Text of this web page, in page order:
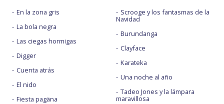
En la zona gris
La bola negra
Las ciegas hormigas
Digger
Cuenta atrás
El nido
Fiesta pagäna
Scrooge y los fantasmas de la
Navidad
Burundanga
Clayface
Karateka
Una noche al año
Tadeo Jones y la lámpara
maravillosa